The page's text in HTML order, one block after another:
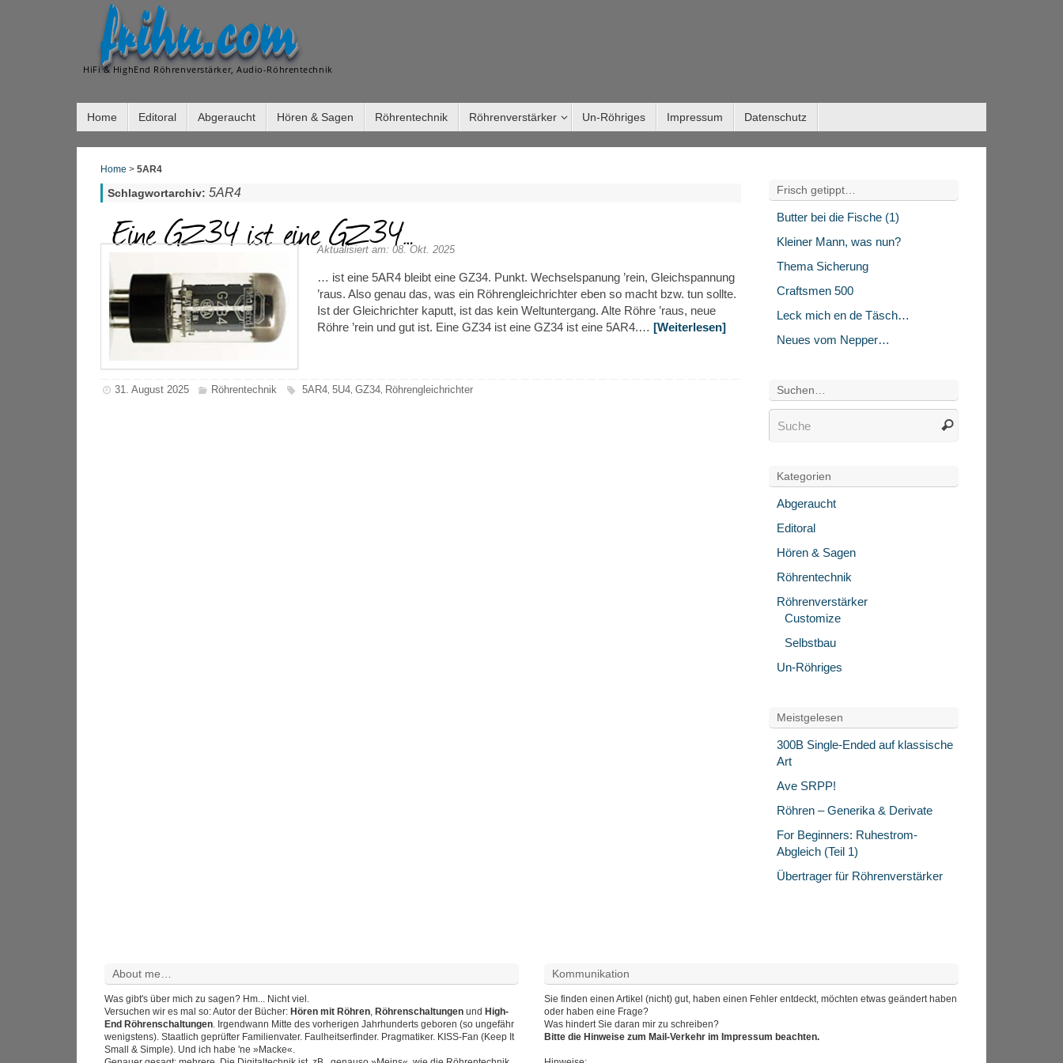
frihu.com
HiFi & HighEnd Röhrenverstärker, Audio-Röhrentechnik
Home Editoral Abgeraucht Hören & Sagen Röhrentechnik Röhrenverstärker Un-Röhriges Impressum Datenschutz
Home > 5AR4
Schlagwortarchiv: 5AR4
Eine GZ34 ist eine GZ34…
Aktualisiert am: 08. Okt. 2025
… ist eine 5AR4 bleibt eine GZ34. Punkt. Wechselspanung ’rein, Gleichspannung
’raus. Also genau das, was ein Röhrengleichrichter eben so macht bzw. tun sollte.
Ist der Gleichrichter kaputt, ist das kein Weltuntergang. Alte Röhre ’raus, neue
Röhre ’rein und gut ist. Eine GZ34 ist eine GZ34 ist eine 5AR4.… [Weiterlesen]
31. August 2025 Röhrentechnik 5AR4, 5U4, GZ34, Röhrengleichrichter
Frisch getippt…
Butter bei die Fische (1)
Kleiner Mann, was nun?
Thema Sicherung
Craftsmen 500
Leck mich en de Täsch…
Neues vom Nepper…
Suchen…
Kategorien
Abgeraucht
Editoral
Hören & Sagen
Röhrentechnik
Röhrenverstärker
Customize
Selbstbau
Un-Röhriges
Meistgelesen
300B Single-Ended auf klassische
Art
Ave SRPP!
Röhren – Generika & Derivate
For Beginners: Ruhestrom-
Abgleich (Teil 1)
Übertrager für Röhrenverstärker
About me…
Was gibt's über mich zu sagen? Hm... Nicht viel.
Versuchen wir es mal so: Autor der Bücher: Hören mit Röhren, Röhrenschaltungen und High-
End Röhrenschaltungen. Irgendwann Mitte des vorherigen Jahrhunderts geboren (so ungefähr
wenigstens). Staatlich geprüfter Familienvater. Faulheitserfinder. Pragmatiker. KISS-Fan (Keep It
Small & Simple). Und ich habe 'ne »Macke«.
Kommunikation
Sie finden einen Artikel (nicht) gut, haben einen Fehler entdeckt, möchten etwas geändert haben
oder haben eine Frage?
Was hindert Sie daran mir zu schreiben?
Bitte die Hinweise zum Mail-Verkehr im Impressum beachten.